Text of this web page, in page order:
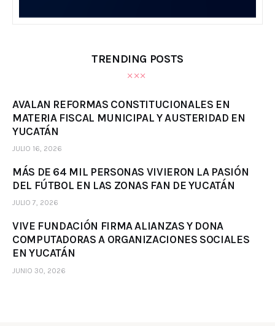
TRENDING POSTS
AVALAN REFORMAS CONSTITUCIONALES EN
MATERIA FISCAL MUNICIPAL Y AUSTERIDAD EN
YUCATÁN
JULIO 16, 2026
MÁS DE 64 MIL PERSONAS VIVIERON LA PASIÓN
DEL FÚTBOL EN LAS ZONAS FAN DE YUCATÁN
JULIO 7, 2026
VIVE FUNDACIÓN FIRMA ALIANZAS Y DONA
COMPUTADORAS A ORGANIZACIONES SOCIALES
EN YUCATÁN
JUNIO 30, 2026